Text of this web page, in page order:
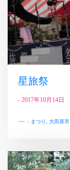
星旅祭
- 2017年10月14日
- まつり, 大田原市